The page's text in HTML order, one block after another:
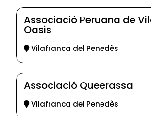
Associació Peruana de
Oasis
Vilafranca del Penedès
Associació Queerassa
Vilafranca del Penedès